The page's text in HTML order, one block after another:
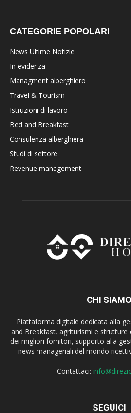
CATEGORIE POPOLARI
News Ultime Notizie
In evidenza
Managment alberghiero
Travel & Tourism
Istruzioni di lavoro
Bed and Breakfast
Consulenza alberghiera
Studi di settore
Revenue management
CHI SIAMO
Piattaforma digitale dedicata alla
and Breakfast, agriturismi e strutture
dei migliori fornitori, supporto alla
news manageriali del mondo
Contattaci:
SEGUICI